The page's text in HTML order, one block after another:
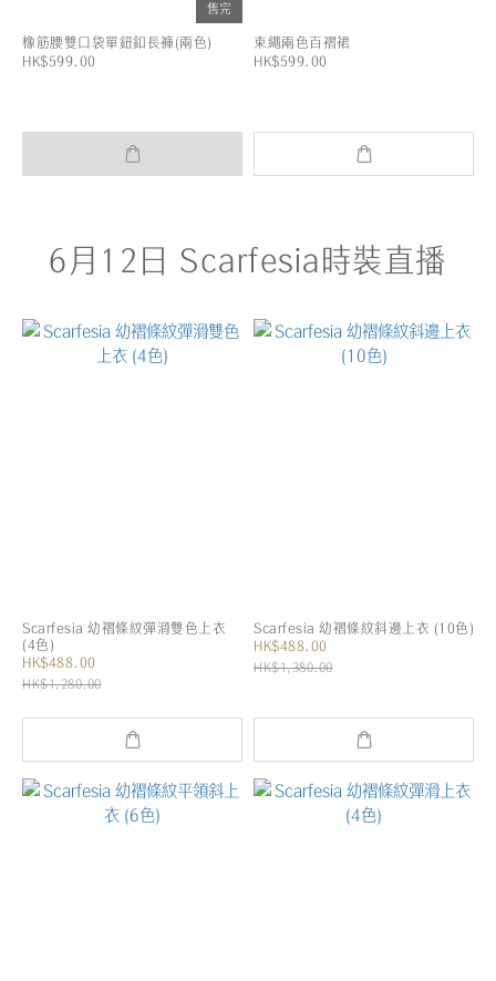
售完
橡筋腰雙口袋單鈕釦長褲(兩色)
HK$599.00
束繩兩色百褶裙
HK$599.00
6月12日 Scarfesia時裝直播
Scarfesia 幼褶條紋彈滑雙色上衣
(4色)
HK$488.00
HK$1,280.00
Scarfesia 幼褶條紋斜邊上衣 (10色)
HK$488.00
HK$1,380.00